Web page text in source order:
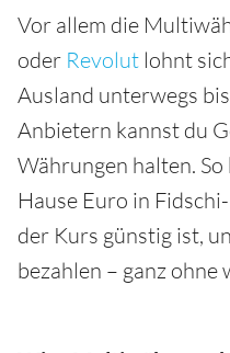
Vor allem die
oder Revolut lohnt
Ausland unterwegs
Anbietern kannst du
Währungen halten.
Hause Euro in
der Kurs günstig ist,
bezahlen – ganz